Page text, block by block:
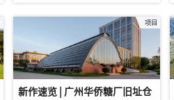
项目
新作速览 | 广州华侨糖厂旧址仓